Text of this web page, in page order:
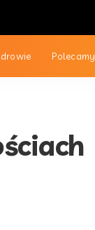
Polecamy